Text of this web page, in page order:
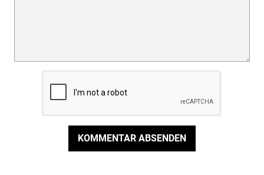
KOMMENTAR ABSENDEN